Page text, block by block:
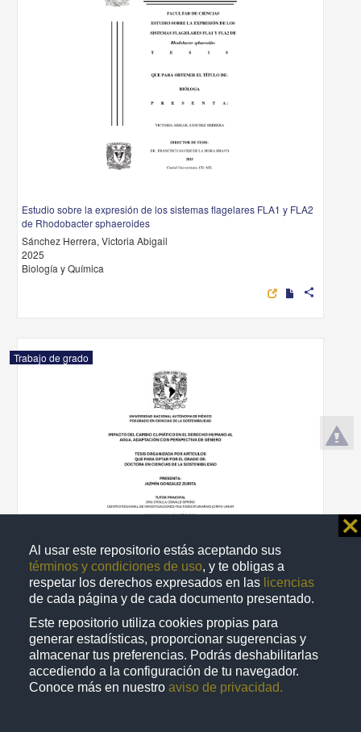
Al usar este repositorio estás aceptando sus
términos y condiciones de uso, y te obligas a
respetar los derechos expresados en las licencias
de cada página y de cada documento presentado.
Este repositorio utiliza cookies propias para
generar estadísticas, proporcionar sugerencias y
almacenar tus preferencias. Podrás deshabilitarlas
accediendo a la configuración de tu navegador.
Conoce más en nuestro aviso de privacidad.
⨯
Estudio sobre la expresión de los sistemas flagelares FLA1 y FLA2
de Rhodobacter sphaeroides
Sánchez Herrera, Victoria Abigail
2025
Biología y Química
share
Trabajo de grado
Impacto del cambio climático en el derecho humano al agua:
adaptación con perspectiva de género
González Zurita, Jazmín
2025
Biología y Química